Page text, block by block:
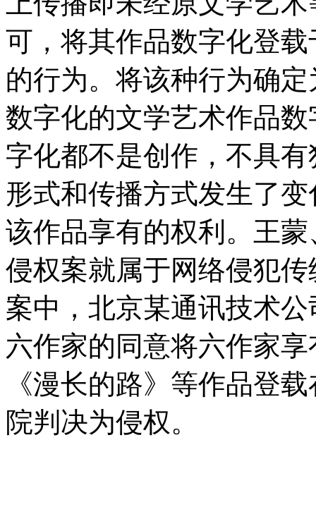
可，将其作品数字化登
的行为。将该种行为确
数字化的文学艺术作品
字化都不是创作，不具
形式和传播方式发生了
该作品享有的权利。王
侵权案就属于网络侵犯
案中，北京某通讯技术
六作家的同意将六作家
《漫长的路》等作品登
院判决为侵权。